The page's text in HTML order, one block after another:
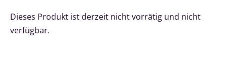
Dieses Produkt ist derzeit nicht vorrätig und nicht
verfügbar.